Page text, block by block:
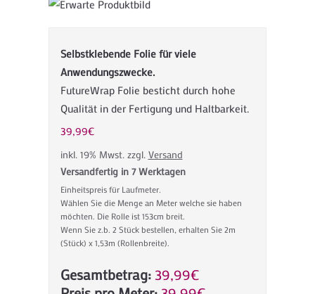
Selbstklebende Folie für viele
Anwendungszwecke.
FutureWrap Folie besticht durch hohe
Qualität in der Fertigung und Haltbarkeit.
39,99€
inkl. 19% Mwst. zzgl. Versand
Versandfertig in 7 Werktagen
Einheitspreis für Laufmeter.
Wählen Sie die Menge an Meter welche sie haben
möchten. Die Rolle ist 153cm breit.
Wenn Sie z.b. 2 Stück bestellen, erhalten Sie 2m
(Stück) x 1,53m (Rollenbreite).
Gesamtbetrag: 39,99€